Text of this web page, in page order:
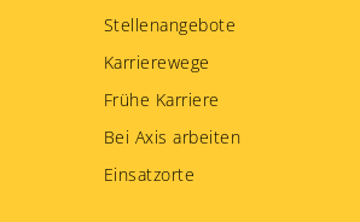
Stellenangebote
Karrierewege
Frühe Karriere
Bei Axis arbeiten
Einsatzorte